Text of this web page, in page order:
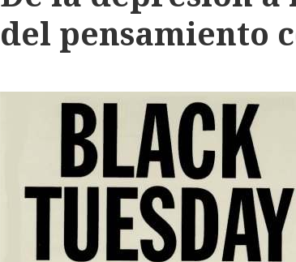
del pensamiento